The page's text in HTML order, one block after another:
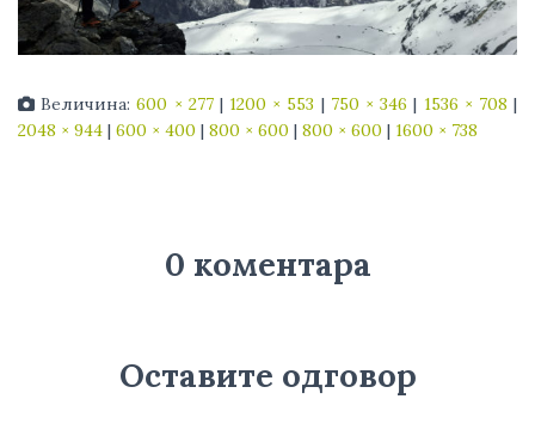
Величина:600 × 277 | 1200 × 553 | 750 × 346 | 1536 × 708 |
2048 × 944 | 600 × 400 | 800 × 600 | 800 × 600 | 1600 × 738
0 коментара
Оставите одговор